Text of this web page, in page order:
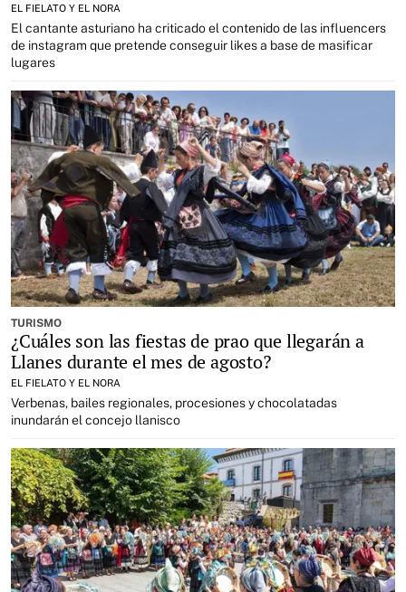
EL FIELATO Y EL NORA
El cantante asturiano ha criticado el contenido de las influencers
de instagram que pretende conseguir likes a base de masificar
lugares
TURISMO
¿Cuáles son las fiestas de prao que llegarán a
Llanes durante el mes de agosto?
EL FIELATO Y EL NORA
Verbenas, bailes regionales, procesiones y chocolatadas
inundarán el concejo llanisco